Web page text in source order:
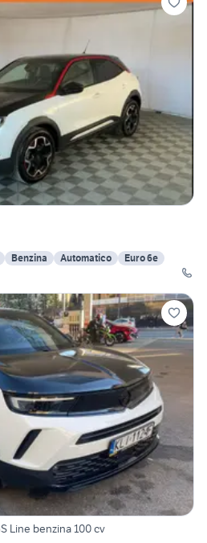
Benzina Automatico
Euro 6e
Opel Mokka 2021 1.2 Turbo GS Line benzina 100 cv